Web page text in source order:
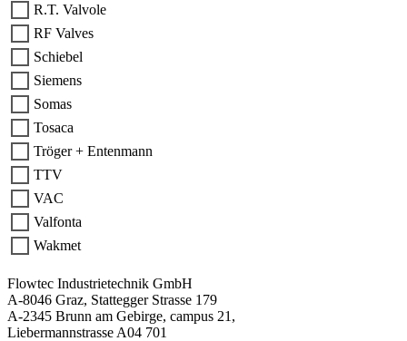
R.T. Valvole
RF Valves
Schiebel
Siemens
Somas
Tosaca
Tröger + Entenmann
TTV
VAC
Valfonta
Wakmet
Flowtec Industrietechnik GmbH
A-8046 Graz, Stattegger Strasse 179
A-2345 Brunn am Gebirge, campus 21,
Liebermannstrasse A04 701